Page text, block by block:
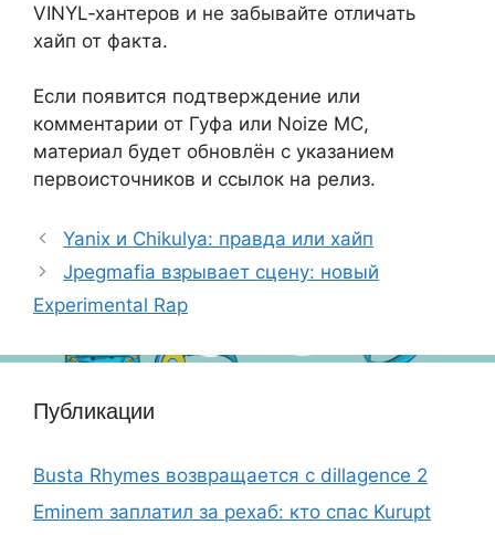
VINYL‑хантеров и не забывайте отличать
хайп от факта.
Если появится подтверждение или
комментарии от Гуфа или Noize MC,
материал будет обновлён с указанием
первоисточников и ссылок на релиз.
Yanix и Chikulya: правда или хайп
Jpegmafia взрывает сцену: новый
Experimental Rap
Публикации
Busta Rhymes возвращается с dillagence 2
Eminem заплатил за рехаб: кто спас Kurupt